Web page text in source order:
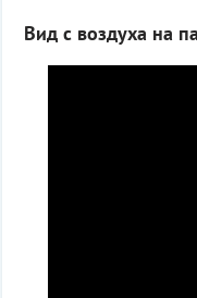
Вид с воздуха на